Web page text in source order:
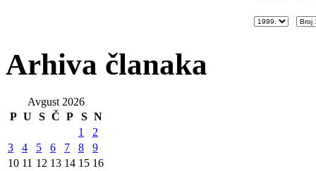
Arhiva članaka
Avgust 2026
P U S Č P S N
1
2
3
4 5 6 7 8
9
10 11 12 13 14 15 16